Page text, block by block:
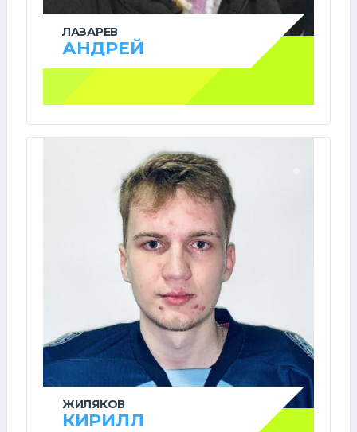
ЛАЗАРЕВ
АНДРЕЙ
ЖИЛЯКОВ
КИРИЛЛ